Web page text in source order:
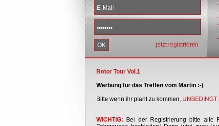
jetzt registrieren
Rotor Tour Vol.1
Werbung für das Treffen vom Martin :-)
Bitte wenn ihr plant zu kommen,
WICHTIG: Bei der Registrierung bitte alle